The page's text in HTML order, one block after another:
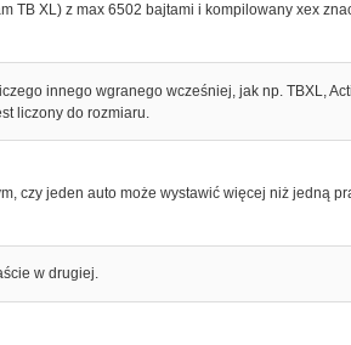
TB XL) z max 6502 bajtami i kompilowany xex
innego wgranego wcześniej, jak np. TBXL,
liczony do rozmiaru.
czy jeden auto może wystawić więcej niż jedną
w drugiej.